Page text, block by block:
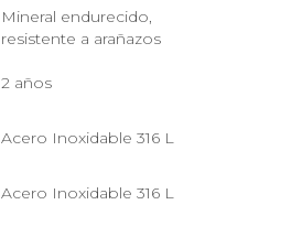
Mineral endurecido,
resistente a arañazos
2 años
Acero Inoxidable 316 L
Acero Inoxidable 316 L